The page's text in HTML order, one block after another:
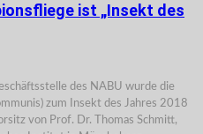
ist „Insekt des
des NABU wurde die
zum Insekt des Jahres 2018
von Prof. Dr. Thomas Schmitt,